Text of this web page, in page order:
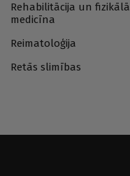
Rehabilitācija un fizikālā
medicīna
Reimatoloģija
Retās slimības